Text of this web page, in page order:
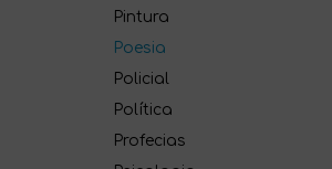
Pintura
Poesia
Policial
Política
Profecias